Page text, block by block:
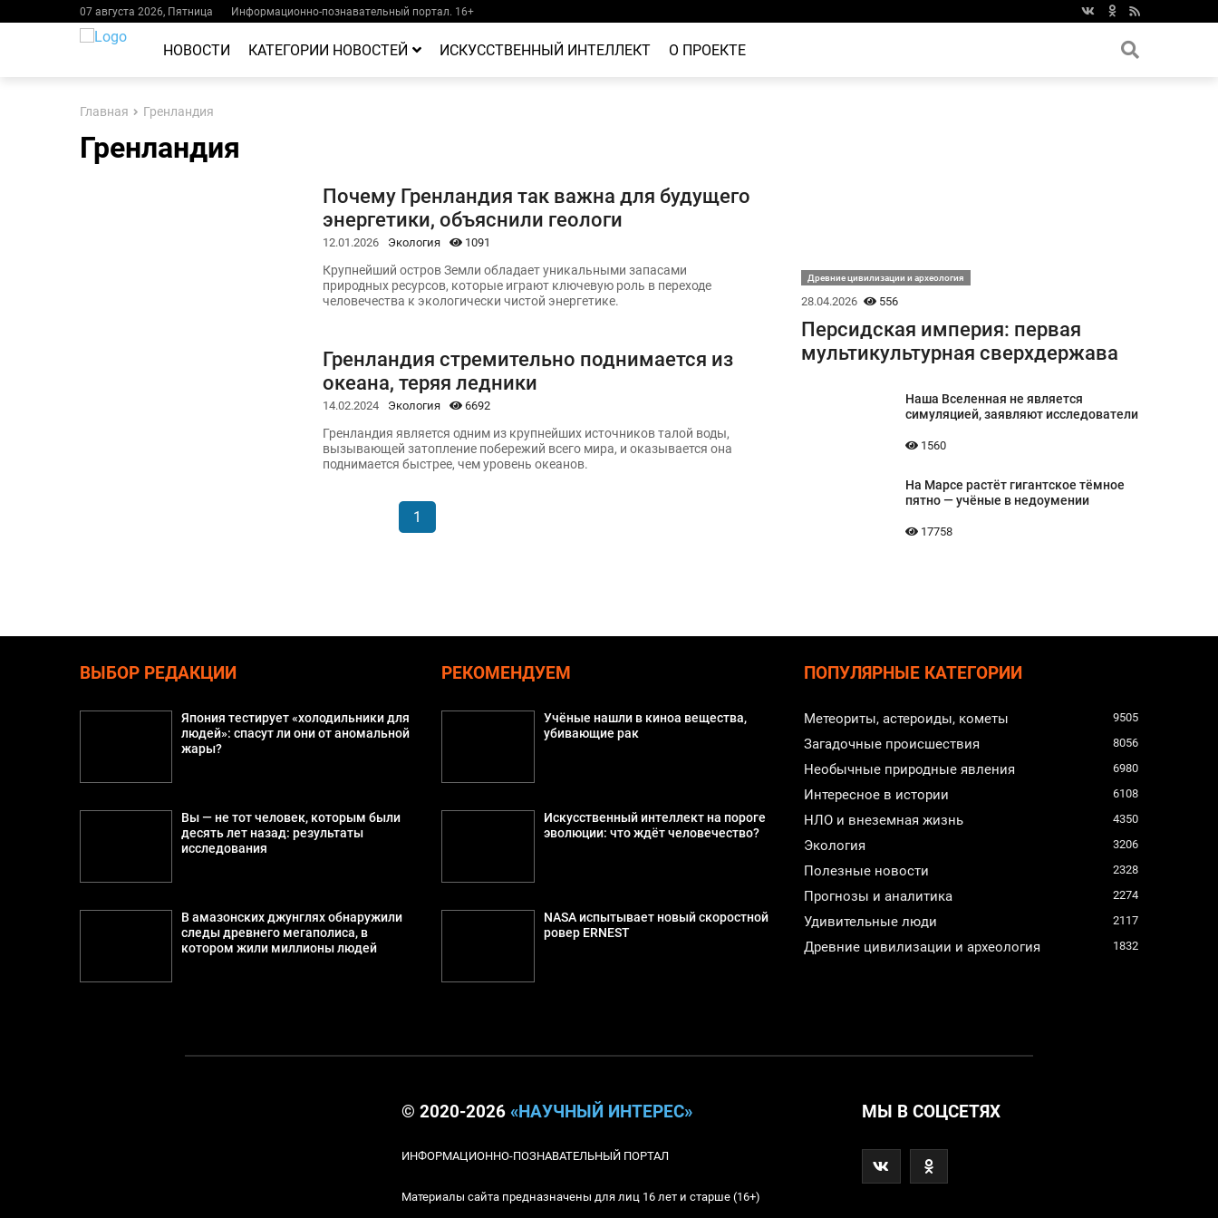
07 августа 2026, Пятница Информационно-познавательный портал. 16+
НОВОСТИ КАТЕГОРИИ НОВОСТЕЙ ИСКУССТВЕННЫЙ ИНТЕЛЛЕКТ О ПРОЕКТЕ
Главная Гренландия
Гренландия
Почему Гренландия так важна для будущего
энергетики, объяснили геологи
12.01.2026 Экология 1091
Крупнейший остров Земли обладает уникальными запасами
природных ресурсов, которые играют ключевую роль в переходе
человечества к экологически чистой энергетике.
Гренландия стремительно поднимается из
океана, теряя ледники
14.02.2024 Экология 6692
Гренландия является одним из крупнейших источников талой воды,
вызывающей затопление побережий всего мира, и оказывается она
поднимается быстрее, чем уровень океанов.
1
Древние цивилизации и археология
28.04.2026 556
Персидская империя: первая
мультикультурная сверхдержава
Наша Вселенная не является
симуляцией, заявляют исследователи
1560
На Марсе растёт гигантское тёмное
пятно — учёные в недоумении
17758
ВЫБОР РЕДАКЦИИ
Япония тестирует «холодильники для
людей»: спасут ли они от аномальной
жары?
Вы — не тот человек, которым были
десять лет назад: результаты
исследования
В амазонских джунглях обнаружили
следы древнего мегаполиса, в
котором жили миллионы людей
РЕКОМЕНДУЕМ
Учёные нашли в киноа вещества,
убивающие рак
Искусственный интеллект на пороге
эволюции: что ждёт человечество?
NASA испытывает новый скоростной
ровер ERNEST
ПОПУЛЯРНЫЕ КАТЕГОРИИ
Метеориты, астероиды, кометы 9505
Загадочные происшествия 8056
Необычные природные явления 6980
Интересное в истории 6108
НЛО и внеземная жизнь 4350
Экология 3206
Полезные новости 2328
Прогнозы и аналитика 2274
Удивительные люди 2117
Древние цивилизации и археология 1832
© 2020-2026 «НАУЧНЫЙ ИНТЕРЕС»
ИНФОРМАЦИОННО-ПОЗНАВАТЕЛЬНЫЙ ПОРТАЛ
Материалы сайта предназначены для лиц 16 лет и старше (16+)
МЫ В СОЦСЕТЯХ